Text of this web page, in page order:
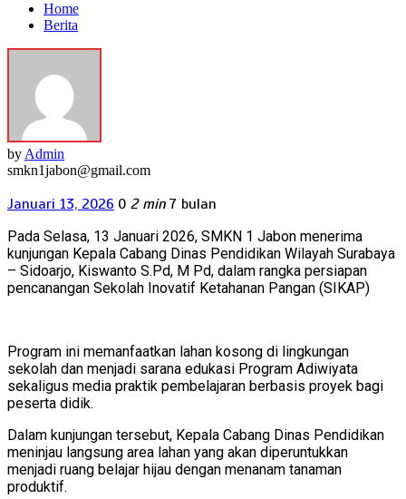
Home
Berita
by Admin
smkn1jabon@gmail.com
Januari 13, 2026 0 2 min 7 bulan
Pada Selasa, 13 Januari 2026, SMKN 1 Jabon menerima
kunjungan Kepala Cabang Dinas Pendidikan Wilayah Surabaya
– Sidoarjo, Kiswanto S.Pd, M Pd, dalam rangka persiapan
pencanangan Sekolah Inovatif Ketahanan Pangan (SIKAP)
Program ini memanfaatkan lahan kosong di lingkungan
sekolah dan menjadi sarana edukasi Program Adiwiyata
sekaligus media praktik pembelajaran berbasis proyek bagi
peserta didik.
Dalam kunjungan tersebut, Kepala Cabang Dinas Pendidikan
meninjau langsung area lahan yang akan diperuntukkan
menjadi ruang belajar hijau dengan menanam tanaman
produktif.